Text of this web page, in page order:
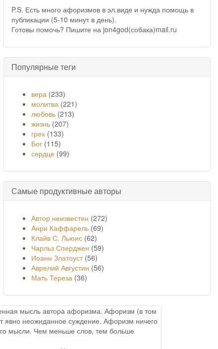
P.S. Есть много афоризмов в эл.виде и нужда помощь в
публикации (5-10 минут в день).
Готовы помочь? Пишите на jon4god(собака)mail.ru
Популярные теги
вера (233)
молитва (221)
любовь (213)
жизнь (207)
грех (133)
Бог (115)
сердце (99)
Самые продуктивные авторы
Автор неизвестен (272)
Анри Каффарель (69)
Клайв С. Льюис (62)
Чарльз Сперджен (59)
Иоанн Златоуст(56)
Аврелий Августин (56)
Мать Тереза (36)
мысль автора афоризма. Афоризм (в том
явно неожиданное суждение. Афоризм ничего
мысли. Чем меньше слов, тем больше